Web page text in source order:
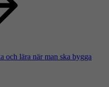
och lära när man ska bygga